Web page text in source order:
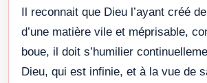
Il reconnait que Dieu l’ayant créé
d’une matière vile et méprisable,
boue, il doit s’humilier
Dieu, qui est infinie, et à la vue de